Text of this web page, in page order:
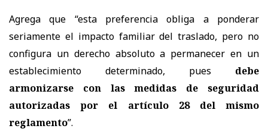
Agrega que “esta preferencia obliga a ponderar
seriamente el impacto familiar del traslado, pero no
configura un derecho absoluto a permanecer en un
establecimiento determinado, pues debe
armonizarse con las medidas de seguridad
autorizadas por el artículo 28 del mismo
reglamento”.